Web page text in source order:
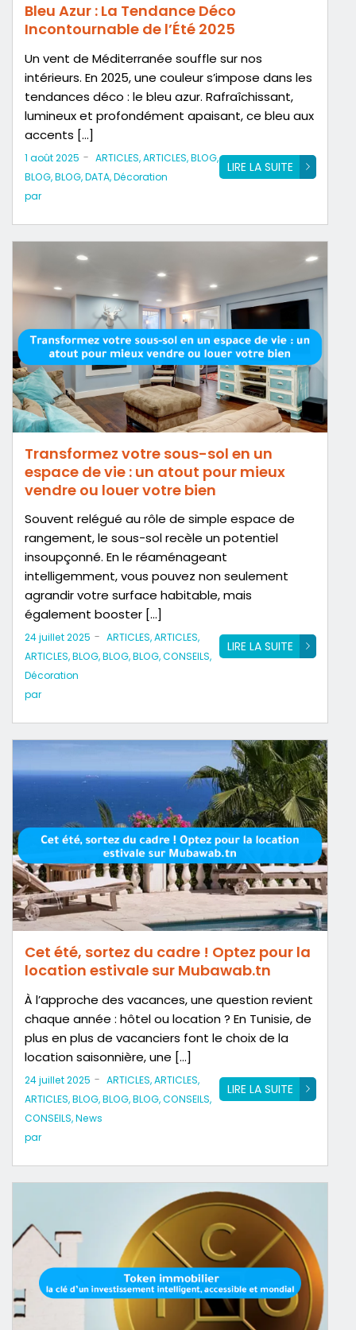
Bleu Azur : La Tendance Déco
Incontournable de l’Été 2025
Un vent de Méditerranée souffle sur nos
intérieurs. En 2025, une couleur s’impose dans les
tendances déco : le bleu azur. Rafraîchissant,
lumineux et profondément apaisant, ce bleu aux
accents […]
LIRE LA SUITE
1 août 2025 - ARTICLES,ARTICLES,BLOG,
BLOG,BLOG,DATA,Décoration
par
Transformez votre sous-sol en un
espace de vie : un atout pour mieux
vendre ou louer votre bien
Souvent relégué au rôle de simple espace de
rangement, le sous-sol recèle un potentiel
insoupçonné. En le réaménageant
intelligemment, vous pouvez non seulement
agrandir votre surface habitable, mais
également booster […]
LIRE LA SUITE
24 juillet 2025 - ARTICLES,ARTICLES,
ARTICLES,BLOG,BLOG,BLOG,CONSEILS,
Décoration
par
Cet été, sortez du cadre ! Optez pour la
location estivale sur Mubawab.tn
À l’approche des vacances, une question revient
chaque année : hôtel ou location ? En Tunisie, de
plus en plus de vacanciers font le choix de la
location saisonnière, une […]
LIRE LA SUITE
24 juillet 2025 - ARTICLES,ARTICLES,
ARTICLES,BLOG,BLOG,BLOG,CONSEILS,
CONSEILS,News
par